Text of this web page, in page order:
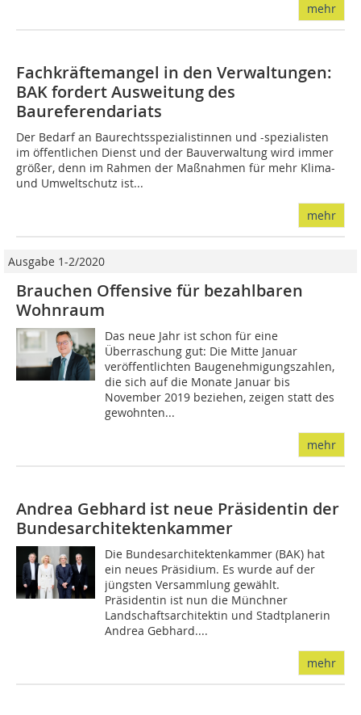
mehr
Fachkräftemangel in den Verwaltungen:
BAK fordert Ausweitung des
Baureferendariats
Der Bedarf an Baurechtsspezialistinnen und -spezialisten
im öffentlichen Dienst und der Bauverwaltung wird immer
größer, denn im Rahmen der Maßnahmen für mehr Klima-
und Umweltschutz ist...
mehr
Ausgabe 1-2/2020
Brauchen Offensive für bezahlbaren
Wohnraum
Das neue Jahr ist schon für eine
Überraschung gut: Die Mitte Januar
veröffentlichten Baugenehmigungszahlen,
die sich auf die Monate Januar bis
November 2019 beziehen, zeigen statt des
gewohnten...
mehr
Andrea Gebhard ist neue Präsidentin der
Bundesarchitektenkammer
Die Bundesarchitektenkammer (BAK) hat
ein neues Präsidium. Es wurde auf der
jüngsten Versammlung gewählt.
Präsidentin ist nun die Münchner
Landschaftsarchitektin und Stadtplanerin
Andrea Gebhard....
mehr